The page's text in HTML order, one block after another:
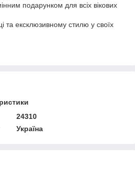
подарунком для всіх вікових
та ексклюзивному стилю у своїх
24310
Україна